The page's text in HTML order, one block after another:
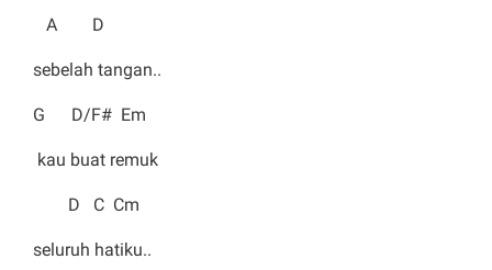
A D
sebelah tangan..
G D/F# Em
kau buat remuk
D C Cm
seluruh hatiku..